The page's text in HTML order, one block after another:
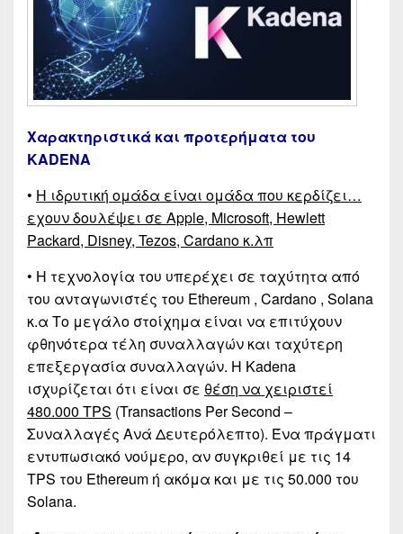
Χαρακτηριστικά και προτερήματα του
KADENA
• Η ιδρυτική ομάδα είναι ομάδα που κερδίζει…
εχουν δουλέψει σε Apple, Microsoft, Hewlett
Packard, Disney, Tezos, Cardano κ.λπ
• Η τεχνολογία του υπερέχει σε ταχύτητα από
του ανταγωνιστές του Ethereum , Cardano , Solana
κ.α Το μεγάλο στοίχημα είναι να επιτύχουν
φθηνότερα τέλη συναλλαγών και ταχύτερη
επεξεργασία συναλλαγών. Η Kadena
ισχυρίζεται ότι είναι σε θέση να χειριστεί
480.000 TPS (Transactions Per Second –
Συναλλαγές Ανά Δευτερόλεπτο). Ένα πράγματι
εντυπωσιακό νούμερο, αν συγκριθεί με τις 14
TPS του Ethereum ή ακόμα και με τις 50.000 του
Solana.